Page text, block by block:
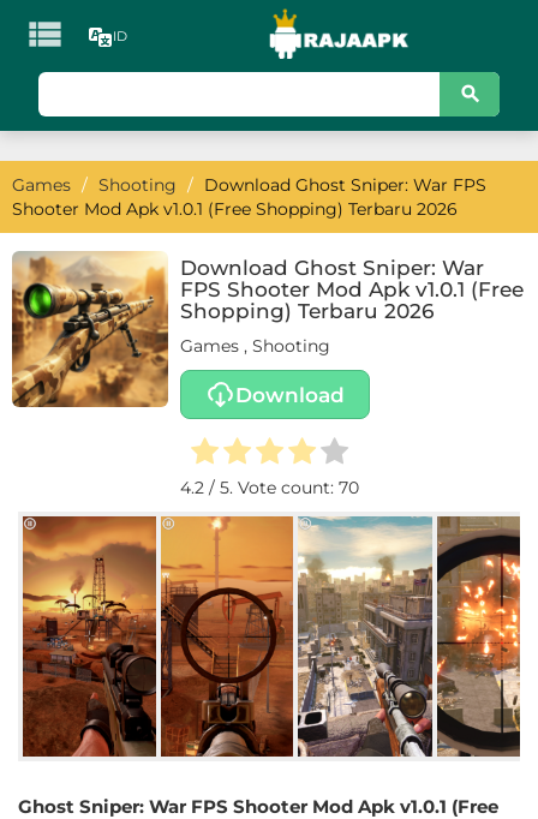
 ID
Games
Action
Arcade
Board
Card
Casual
Educational
First
Person
Horror
Games / Shooting / Download Ghost Sniper: War FPS
Shooter Mod Apk v1.0.1 (Free Shopping) Terbaru 2026
Download Ghost Sniper: War
FPS Shooter Mod Apk v1.0.1 (Free
Shopping) Terbaru 2026
Games , Shooting
Download
4.2/ 5. Vote count: 70
Ghost Sniper: War FPS Shooter Mod Apk v1.0.1 (Free